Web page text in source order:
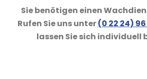
Sie benötigen einen
Rufen Sie uns unter(0 22 24)
lassen Sie sich individuell